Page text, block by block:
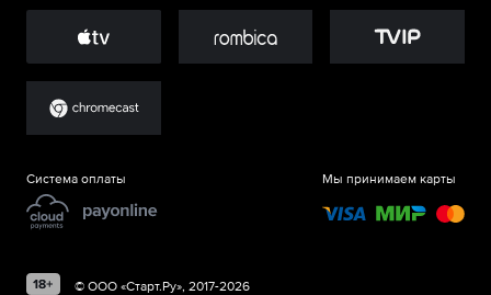
Система оплаты Мы принимаем карты
© ООО «Старт.Ру», 2017-2026